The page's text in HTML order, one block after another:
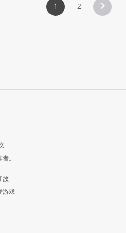
1 2
。
故
游戏